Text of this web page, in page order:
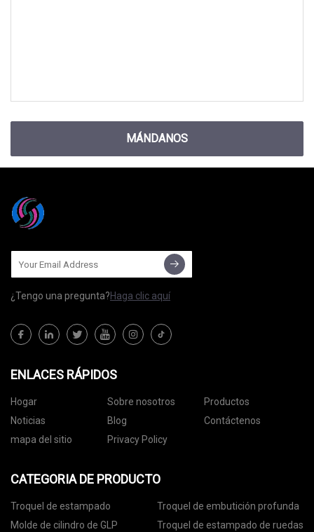
MÁNDANOS
¿Tengo una pregunta?Haga clic aquí
ENLACES RÁPIDOS
Hogar Sobre nosotros
Productos
Noticias
Blog
Contáctenos
mapa del sitio
Privacy Policy
CATEGORIA DE PRODUCTO
Troquel de estampado
Troquel de embutición profunda
Molde de cilindro de GLP
Troquel de estampado de ruedas